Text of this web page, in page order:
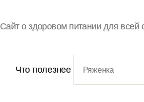
Сайт о здоровом питании для всей
Что полезнее